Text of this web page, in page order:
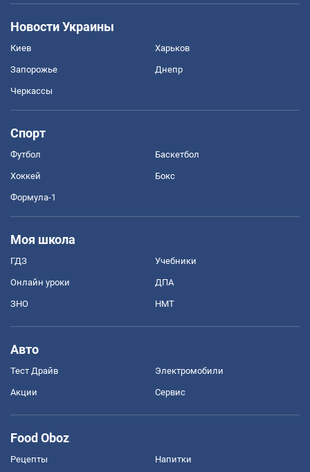
Новости Украины
Киев Харьков
Запорожье Днепр
Черкассы
Спорт
Футбол Баскетбол
Хоккей Бокс
Формула-1
Моя школа
ГДЗ Учебники
Онлайн уроки ДПА
ЗНО НМТ
Авто
Тест Драйв Электромобили
Акции Сервис
Food Oboz
Рецепты Напитки